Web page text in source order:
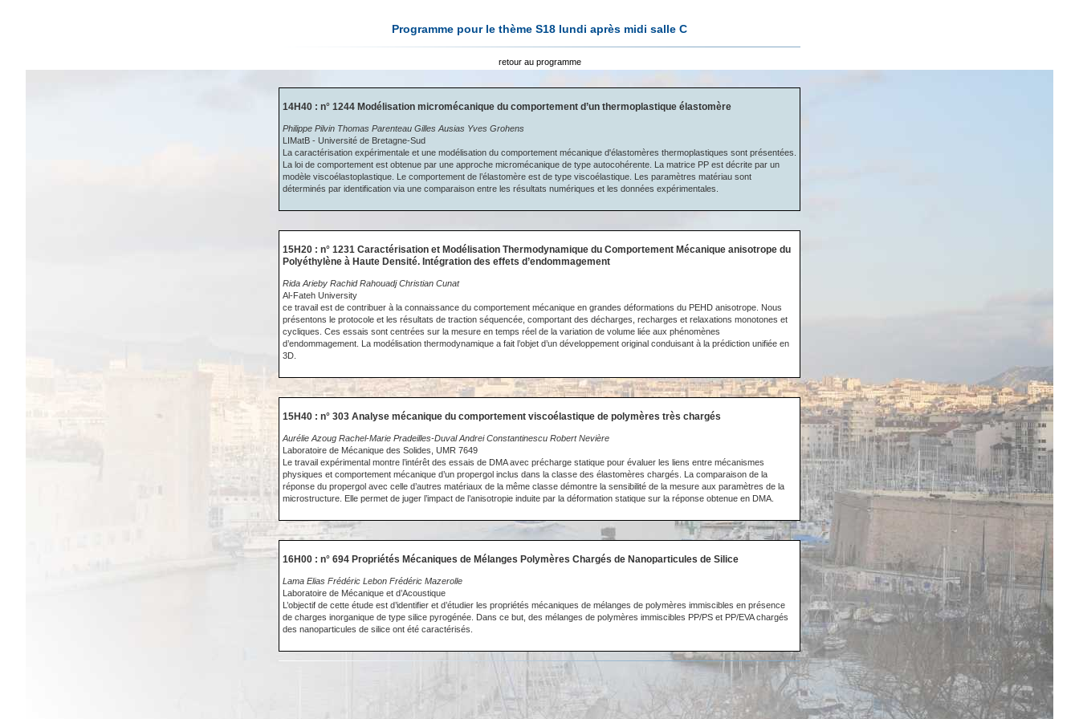
Programme pour le thème S18 lundi après midi salle C
retour au programme
14H40 : n° 1244 Modélisation micromécanique du comportement d’un thermoplastique élastomère
Philippe Pilvin Thomas Parenteau Gilles Ausias Yves Grohens
LIMatB - Université de Bretagne-Sud
La caractérisation expérimentale et une modélisation du comportement mécanique d'élastomères thermoplastiques sont présentées.
La loi de comportement est obtenue par une approche micromécanique de type autocohérente. La matrice PP est décrite par un
modèle viscoélastoplastique. Le comportement de l’élastomère est de type viscoélastique. Les paramètres matériau sont
déterminés par identification via une comparaison entre les résultats numériques et les données expérimentales.
15H20 : n° 1231 Caractérisation et Modélisation Thermodynamique du Comportement Mécanique anisotrope du
Polyéthylène à Haute Densité. Intégration des effets d’endommagement
Rida Arieby Rachid Rahouadj Christian Cunat
Al-Fateh University
ce travail est de contribuer à la connaissance du comportement mécanique en grandes déformations du PEHD anisotrope. Nous
présentons le protocole et les résultats de traction séquencée, comportant des décharges, recharges et relaxations monotones et
cycliques. Ces essais sont centrées sur la mesure en temps réel de la variation de volume liée aux phénomènes
d’endommagement. La modélisation thermodynamique a fait l’objet d’un développement original conduisant à la prédiction unifiée en
3D.
15H40 : n° 303 Analyse mécanique du comportement viscoélastique de polymères très chargés
Aurélie Azoug Rachel-Marie Pradeilles-Duval Andrei Constantinescu Robert Nevière
Laboratoire de Mécanique des Solides, UMR 7649
Le travail expérimental montre l’intérêt des essais de DMA avec précharge statique pour évaluer les liens entre mécanismes
physiques et comportement mécanique d’un propergol inclus dans la classe des élastomères chargés. La comparaison de la
réponse du propergol avec celle d’autres matériaux de la même classe démontre la sensibilité de la mesure aux paramètres de la
microstructure. Elle permet de juger l’impact de l’anisotropie induite par la déformation statique sur la réponse obtenue en DMA.
16H00 : n° 694 Propriétés Mécaniques de Mélanges Polymères Chargés de Nanoparticules de Silice
Lama Elias Frédéric Lebon Frédéric Mazerolle
Laboratoire de Mécanique et d’Acoustique
L’objectif de cette étude est d’identifier et d’étudier les propriétés mécaniques de mélanges de polymères immiscibles en présence
de charges inorganique de type silice pyrogénée. Dans ce but, des mélanges de polymères immiscibles PP/PS et PP/EVA chargés
des nanoparticules de silice ont été caractérisés.